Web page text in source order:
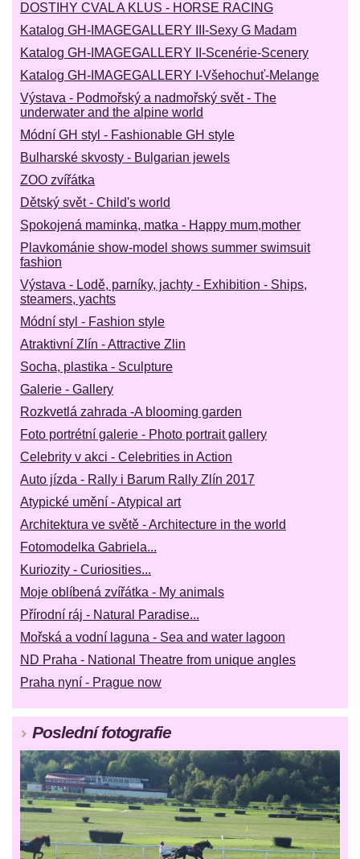
DOSTIHY CVAL A KLUS - HORSE RACING
Katalog GH-IMAGEGALLERY III-Sexy G Madam
Katalog GH-IMAGEGALLERY II-Scenérie-Scenery
Katalog GH-IMAGEGALLERY I-Všehochuť-Melange
Výstava - Podmořský a nadmořský svět - The
underwater and the alpine world
Módní GH styl - Fashionable GH style
Bulharské skvosty - Bulgarian jewels
ZOO zvířátka
Dětský svět - Child's world
Spokojená maminka, matka - Happy mum,mother
Plavkománie show-model shows summer swimsuit
fashion
Výstava - Lodě, parníky, jachty - Exhibition - Ships,
steamers, yachts
Módní styl - Fashion style
Atraktivní Zlín - Attractive Zlin
Socha, plastika - Sculpture
Galerie - Gallery
Rozkvetlá zahrada -A blooming garden
Foto portrétní galerie - Photo portrait gallery
Celebrity v akci - Celebrities in Action
Auto jízda - Rally i Barum Rally Zlín 2017
Atypické umění - Atypical art
Architektura ve světě - Architecture in the world
Fotomodelka Gabriela...
Kuriozity - Curiosities...
Moje oblíbená zvířátka - My animals
Přírodní ráj - Natural Paradise...
Mořská a vodní laguna - Sea and water lagoon
ND Praha - National Theatre from unique angles
Praha nyní - Prague now
Poslední fotografie